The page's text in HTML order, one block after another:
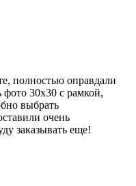
полностью оправдали
фото 30х30 с рамкой,
выбрать
очень
заказывать еще!